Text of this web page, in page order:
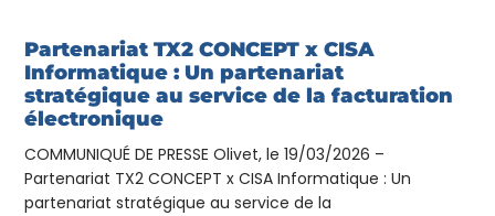
Partenariat TX2 CONCEPT x CISA
Informatique : Un partenariat
stratégique au service de la facturation
électronique
COMMUNIQUÉ DE PRESSE Olivet, le 19/03/2026 –
Partenariat TX2 CONCEPT x CISA Informatique : Un
partenariat stratégique au service de la